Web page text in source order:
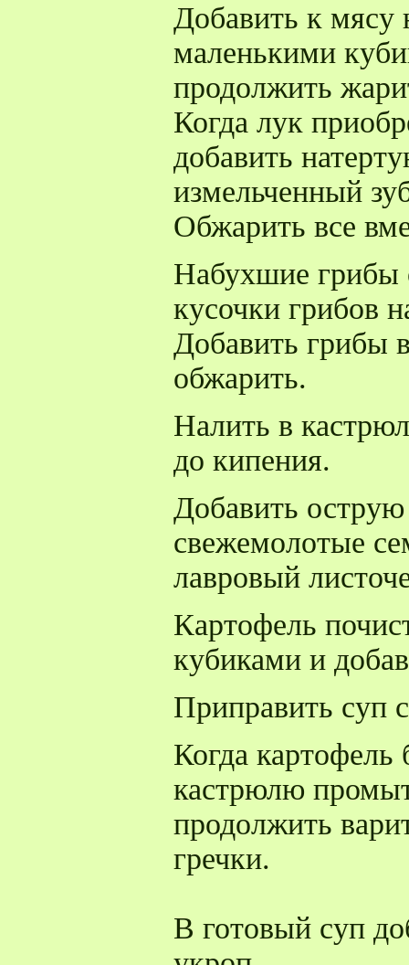
Добавить к
маленькими
продолжить
Когда лук
добавить
измельченный
Обжарить все
Набухшие грибы
кусочки грибов
Добавить грибы
обжарить.
Налить в
до кипения.
Добавить
свежемолотые
лавровый
Картофель
кубиками и
Приправить суп
Когда картофель
кастрюлю
продолжить
гречки.
В готовый суп